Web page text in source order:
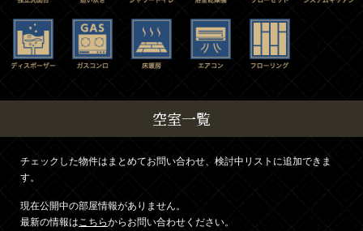
空室一覧
チェックした物件はまとめてお問い合わせ、検討中リストに追加できま
す。
現在公開中の部屋情報がありません。
最新の情報はこちらからお問い合わせください。